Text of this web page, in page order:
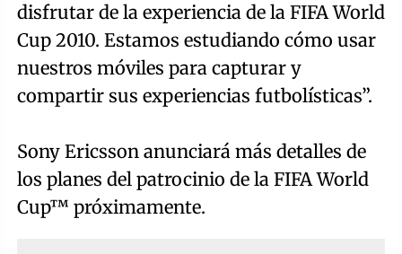
disfrutar de la experiencia de la FIFA World
Cup 2010. Estamos estudiando cómo usar
nuestros móviles para capturar y
compartir sus experiencias futbolísticas”.
Sony Ericsson anunciará más detalles de
los planes del patrocinio de la FIFA World
Cup™ próximamente.